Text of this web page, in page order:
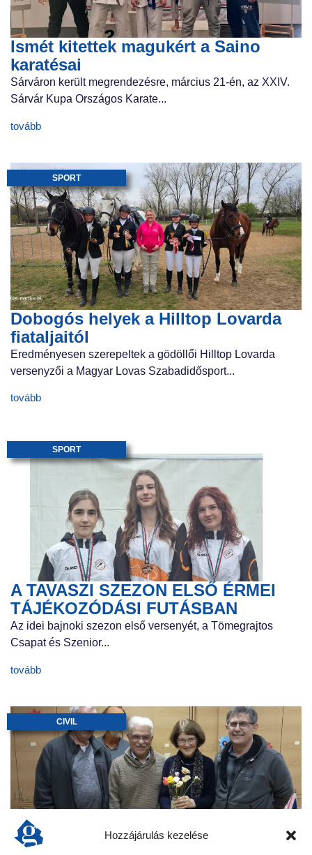
Hozzájárulás kezelése
Ismét kitettek magukért a Saino
karatésai
Sárváron került megrendezésre, március 21-én, az XXIV.
Sárvár Kupa Országos Karate...
tovább
SPORT
Dobogós helyek a Hilltop Lovarda
fiataljaitól
Eredményesen szerepeltek a gödöllői Hilltop Lovarda
versenyzői a Magyar Lovas Szabadidősport...
tovább
SPORT
A TAVASZI SZEZON ELSŐ ÉRMEI
TÁJÉKOZÓDÁSI FUTÁSBAN
Az idei bajnoki szezon első versenyét, a Tömegrajtos
Csapat és Szenior...
tovább
CIVIL